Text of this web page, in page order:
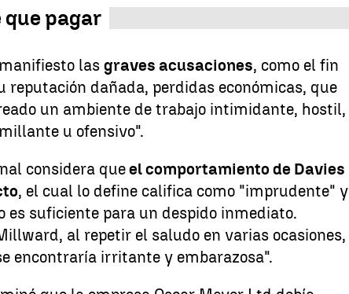
que pagar
lasgraves acusaciones, como el fin
reputación dañada, perdidas económicas, que
un ambiente de trabajo intimidante, hostil,
u ofensivo".
considera queel comportamiento de Davies
, el cual lo define califica como "imprudente" y
es suficiente para un despido inmediato.
al repetir el saludo en varias ocasiones,
encontraría irritante y embarazosa".